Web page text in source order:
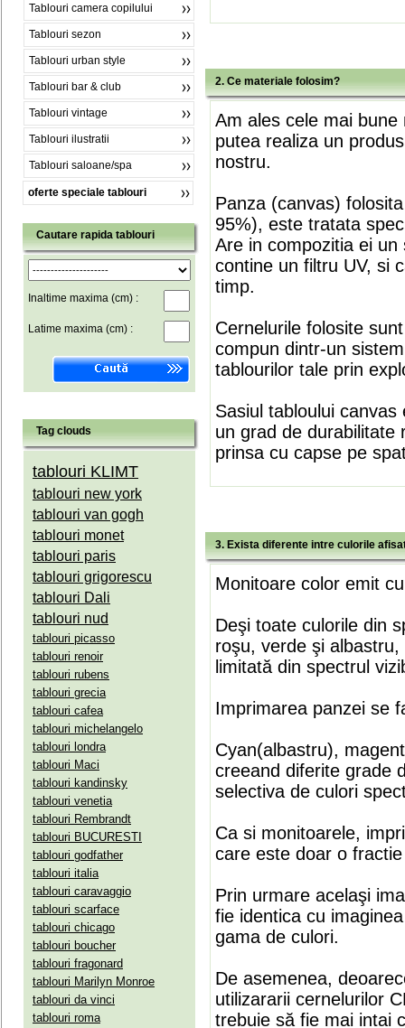
Tablouri camera copilului
Tablouri sezon
Tablouri urban style
Tablouri bar & club
Tablouri vintage
Tablouri ilustratii
Tablouri saloane/spa
oferte speciale tablouri
Cautare rapida tablouri
Inaltime maxima (cm) :
Latime maxima (cm) :
Tag clouds
tablouri KLIMT
tablouri new york
tablouri van gogh
tablouri monet
tablouri paris
tablouri grigorescu
tablouri Dali
tablouri nud
tablouri picasso
tablouri renoir
tablouri rubens
tablouri grecia
tablouri cafea
tablouri michelangelo
tablouri londra
tablouri Maci
tablouri kandinsky
tablouri venetia
tablouri Rembrandt
tablouri BUCURESTI
tablouri godfather
tablouri italia
tablouri caravaggio
tablouri scarface
tablouri chicago
tablouri boucher
tablouri fragonard
tablouri Marilyn Monroe
tablouri da vinci
tablouri roma
2. Ce materiale folosim?
Am ales cele mai
putea realiza un
nostru.
Panza (canvas)
95%), este tratata
Are in compozitia ei
contine un filtru UV, si
timp.
Cernelurile folosite
compun dintr-un
tablourilor tale prin
Sasiul tabloului
un grad de durabilitate
prinsa cu capse pe
3. Exista diferente intre culorile
Monitoare color emit
Deşi toate culorile din
roşu, verde şi
limitată din spectrul
Imprimarea panzei se
Cyan(albastru),
creeand diferite grade
selectiva de culori
Ca si monitoarele,
care este doar o
Prin urmare acelaşi
fie identica cu
gama de culori.
De asemenea,
utilizararii cernelurilor
trebuie să fie mai intai